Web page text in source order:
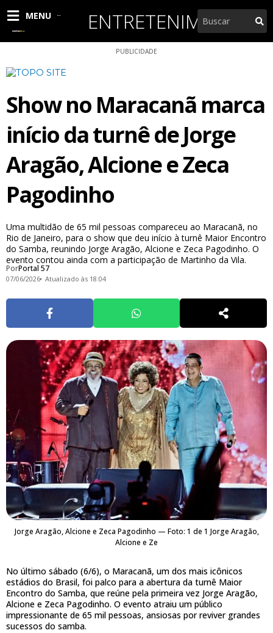
para
MENU ENTRETENIMENTO
Pesquisar
PUBLICIDADE
Show no Maracanã marca
início da turnê de Jorge
Aragão, Alcione e Zeca
Pagodinho
Uma multidão de 65 mil pessoas compareceu ao Maracanã, no
Rio de Janeiro, para o show que deu início à turnê Maior Encontro
do Samba, reunindo Jorge Aragão, Alcione e Zeca Pagodinho. O
evento contou ainda com a participação de Martinho da Vila.
PorPortal 57
07/06/2026 Atualizado às 18:04
Jorge Aragão, Alcione e Zeca Pagodinho — Foto: 1 de 1 Jorge Aragão,
Alcione e Ze
No último sábado (6/6), o Maracanã, um dos mais icônicos
estádios do Brasil, foi palco para a abertura da turnê Maior
Encontro do Samba, que reúne pela primeira vez Jorge Aragão,
Alcione e Zeca Pagodinho. O evento atraiu um público
impressionante de 65 mil pessoas, ansiosas por reviver grandes
sucessos do samba.